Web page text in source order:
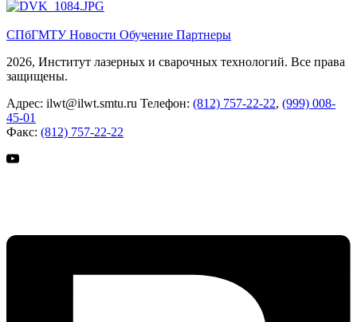
СПбГМТУНовости Обучение Партнеры
2026, Институт лазерных и сварочных технологий. Все права
защищены.
Адрес: ilwt@ilwt.smtu.ru Телефон: (812) 757-22-22, (999) 008-
45-01
Факс: (812) 757-22-22